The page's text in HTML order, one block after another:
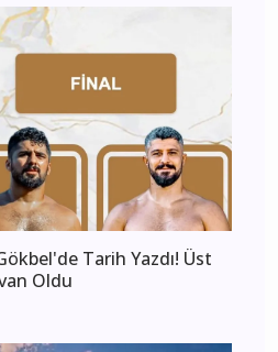
Tarih Yazdı! Üst
Oldu